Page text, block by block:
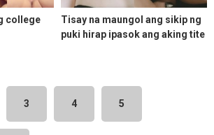
college
Tisay na maungol ang sikip ng
puki hirap ipasok ang aking tite
3 4 5